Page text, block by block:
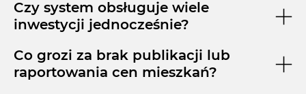
Czy system obsługuje wiele
inwestycji jednocześnie?
Co grozi za brak publikacji lub
raportowania cen mieszkań?